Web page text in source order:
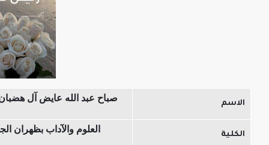
صباح عبد الله عايض آل هضبان الحارثي
العلوم والآداب بظهران الجنوب